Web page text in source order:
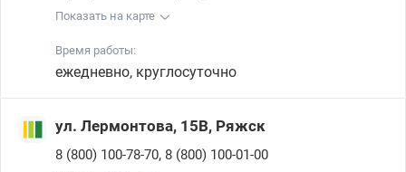
Показать на карте
Время работы:
ежедневно, круглосуточно
ул. Лермонтова, 15В, Ряжск
8 (800) 100-78-70, 8 (800) 100-01-00